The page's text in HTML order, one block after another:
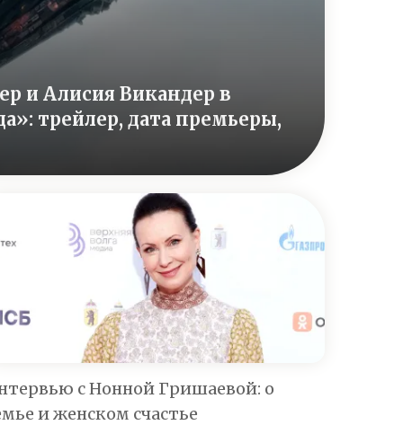
и Алисия Викандер в
трейлер, дата премьеры,
с Нонной Гришаевой: о
и женском счастье